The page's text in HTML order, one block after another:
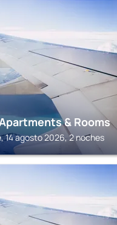
& Rooms
14 agosto 2026, 2 noches